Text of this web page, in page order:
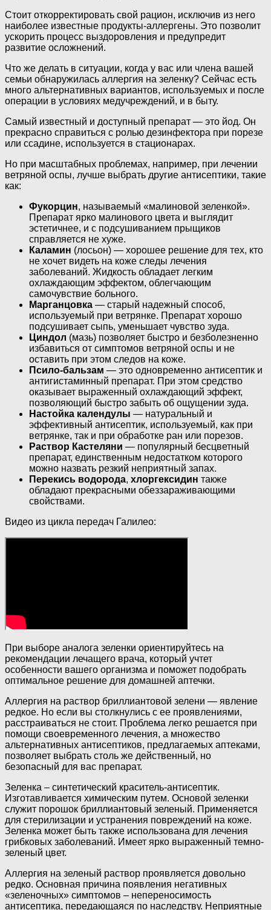
Стоит откорректировать свой рацион, исключив из него
наиболее известные продукты-аллергены. Это позволит
ускорить процесс выздоровления и предупредит
развитие осложнений.
Что же делать в ситуации, когда у вас или члена вашей
семьи обнаружилась аллергия на зеленку? Сейчас есть
много альтернативных вариантов, используемых и после
операции в условиях медучреждений, и в быту.
Самый известный и доступный препарат — это йод. Он
прекрасно справиться с ролью дезинфектора при порезе
или ссадине, используется в стационарах.
Но при масштабных проблемах, например, при лечении
ветряной оспы, лучше выбрать другие антисептики, такие
как:
Фукорцин, называемый «малиновой зеленкой».
Препарат ярко малинового цвета и выглядит
эстетичнее, и с подсушиванием прыщиков
справляется не хуже.
Каламин (лосьон) — хорошее решение для тех, кто
не хочет видеть на коже следы лечения
заболеваний. Жидкость обладает легким
охлаждающим эффектом, облегчающим
самочувствие больного.
Марганцовка — старый надежный способ,
используемый при ветрянке. Препарат хорошо
подсушивает сыпь, уменьшает чувство зуда.
Циндол (мазь) позволяет быстро и безболезненно
избавиться от симптомов ветряной оспы и не
оставить при этом следов на коже.
Псило-бальзам — это одновременно антисептик и
антигистаминный препарат. При этом средство
оказывает выраженный охлаждающий эффект,
позволяющий быстро забыть об ощущении зуда.
Настойка календулы — натуральный и
эффективный антисептик, используемый, как при
ветрянке, так и при обработке ран или порезов.
Раствор Кастеляни — популярный бесцветный
препарат, единственным недостатком которого
можно назвать резкий неприятный запах.
Перекись водорода, хлоргексидин также
обладают прекрасными обеззараживающими
свойствами.
Видео из цикла передач Галилео:
При выборе аналога зеленки ориентируйтесь на
рекомендации лечащего врача, который учтет
особенности вашего организма и поможет подобрать
оптимальное решение для домашней аптечки.
Аллергия на раствор бриллиантовой зелени — явление
редкое. Но если вы столкнулись с ее проявлениями,
расстраиваться не стоит. Проблема легко решается при
помощи своевременного лечения, а множество
альтернативных антисептиков, предлагаемых аптеками,
позволяет выбрать столь же действенный, но
безопасный для вас препарат.
Зеленка – синтетический краситель-антисептик.
Изготавливается химическим путем. Основой зеленки
служит порошок бриллиантовый зеленый. Применяется
для стерилизации и устранения повреждений на коже.
Зеленка может быть также использована для лечения
грибковых заболеваний. Имеет ярко выраженный темно-
зеленый цвет.
Аллергия на зеленый раствор проявляется довольно
редко. Основная причина появления негативных
«зеленочных» симптомов – непереносимость
антисептика, передающаяся по наследству. Неприятные